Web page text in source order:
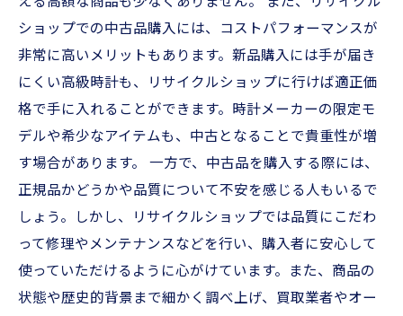
ショップでの中古品購入には、コストパフォーマンスが
非常に高いメリットもあります。新品購入には手が届き
にくい高級時計も、リサイクルショップに行けば適正価
格で手に入れることができます。時計メーカーの限定モ
デルや希少なアイテムも、中古となることで貴重性が増
す場合があります。 一方で、中古品を購入する際には、
正規品かどうかや品質について不安を感じる人もいるで
しょう。しかし、リサイクルショップでは品質にこだわ
って修理やメンテナンスなどを行い、購入者に安心して
使っていただけるように心がけています。また、商品の
状態や歴史的背景まで細かく調べ上げ、買取業者やオー